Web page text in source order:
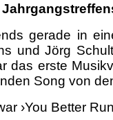
gerade in
und Jörg
das erste
Song von
›You Better